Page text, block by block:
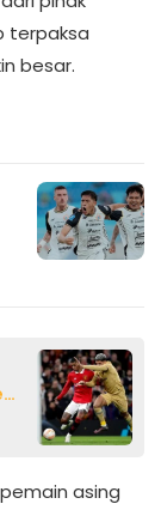
terpaksa
besar.
asing